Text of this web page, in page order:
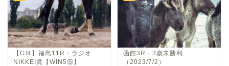
【GⅢ】福島11R・ラジオ
NIKKEI賞【WIN5⑤】
函館3R・3歳未勝利
（2023/7/2）